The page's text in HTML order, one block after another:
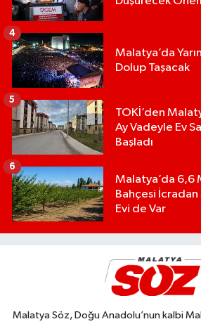
Malatya’da
Dolup Taşacak
4
TOKİ’den
Ay Vadeyle Ev
Başladı
5
Malatya’da 6,6
Bahçesi İcradan
Evi de Var
6
Malatya Söz, Doğu Anadolu’nun kalbi